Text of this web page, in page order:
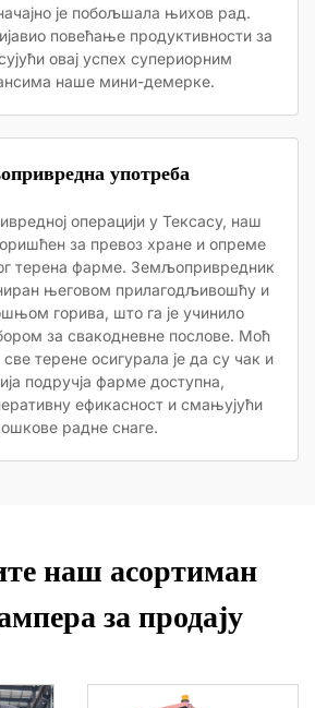
је побољшала њихов рад.
повећање продуктивности за
овај успех супериорним
наше мини-демерке.
употреба
операцији у Тексасу, наш
за превоз хране и опреме
терена фарме. Земљопривредник
његовом прилагодљивошћу и
горива, што га је учинило
за свакодневне послове. Моћ
терене осигурала је да су чак и
подручја фарме доступна,
ефикасност и смањујући
радне снаге.
наш асортиман
за продају